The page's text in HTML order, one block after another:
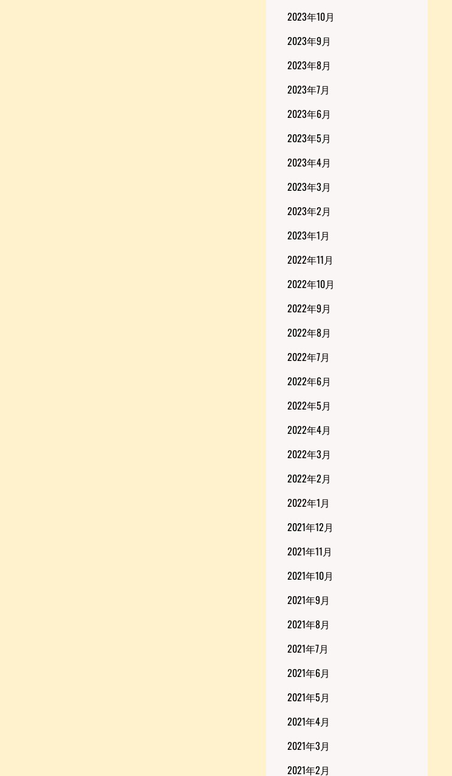
2023年10月
2023年9月
2023年8月
2023年7月
2023年6月
2023年5月
2023年4月
2023年3月
2023年2月
2023年1月
2022年11月
2022年10月
2022年9月
2022年8月
2022年7月
2022年6月
2022年5月
2022年4月
2022年3月
2022年2月
2022年1月
2021年12月
2021年11月
2021年10月
2021年9月
2021年8月
2021年7月
2021年6月
2021年5月
2021年4月
2021年3月
2021年2月